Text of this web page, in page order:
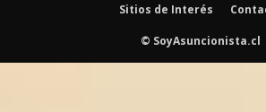
Sitios de Interés
© SoyAsuncionista.cl